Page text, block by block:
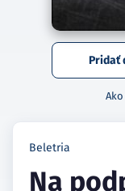
Pridať
Beletria
Na